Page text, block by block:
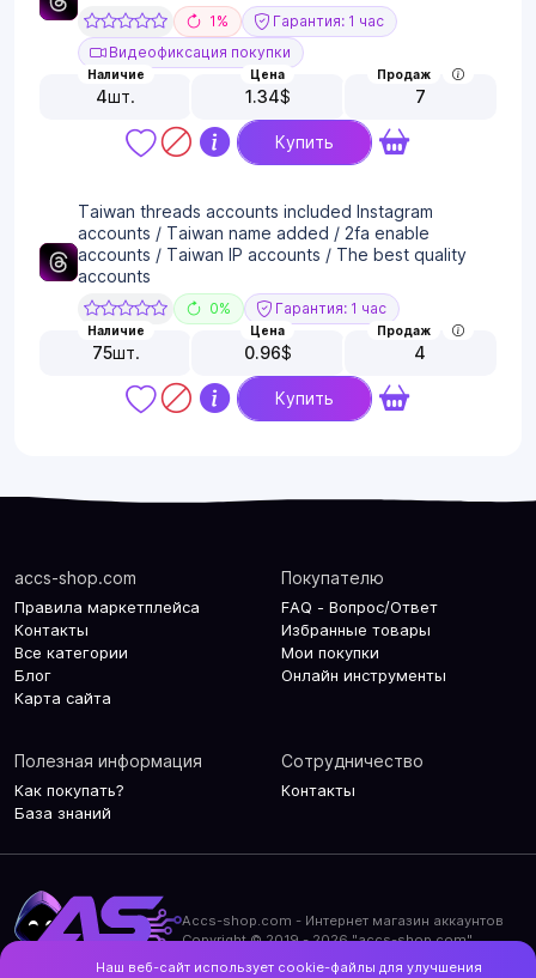
1%
Гарантия: 1 час
Видеофиксация покупки
Наличие
4шт.
Цена
1.34$
Продаж
7
Купить
Taiwan threads accounts included Instagram
accounts / Taiwan name added / 2fa enable
accounts / Taiwan IP accounts / The best quality
accounts
0% Гарантия: 1 час
Наличие
75шт.
Цена
0.96$
Продаж
4
Купить
accs-shop.com
Правила маркетплейса
Контакты
Все категории
Блог
Карта сайта
Покупателю
FAQ - Вопрос/Ответ
Избранные товары
Мои покупки
Онлайн инструменты
Полезная информация
Как покупать?
База знаний
Сотрудничество
Контакты
Accs-shop.com - Интернет магазин аккаунтов
Copyright © 2019 - 2026 "accs-shop.com"
Наш веб-сайт использует cookie-файлы для улучшения